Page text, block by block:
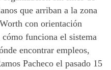
que arriban a la zona
con orientación
funciona el sistema
encontrar empleos,
Pacheco el pasado 15